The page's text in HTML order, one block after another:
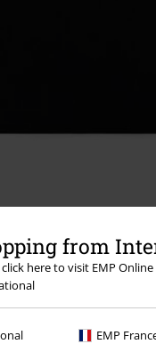
from
click here to visit EMP
EMP